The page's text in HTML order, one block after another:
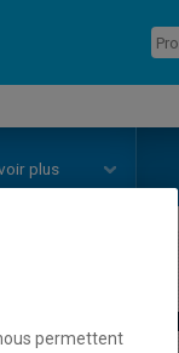
plus
et
permettent